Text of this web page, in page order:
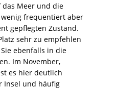
Meer und die
frequentiert aber
gepflegten Zustand.
sehr zu empfehlen
ebenfalls in die
Im November,
es hier deutlich
Insel und häufig